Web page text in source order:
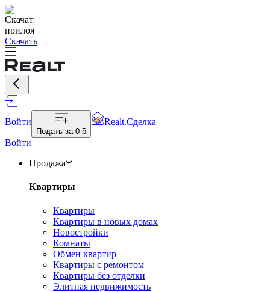
Скачать
Войти
Подать за 0 ƃ
Realt.Сделка
Войти
Продажа
Квартиры
Квартиры
Квартиры в новых домах
Новостройки
Комнаты
Обмен квартир
Квартиры с ремонтом
Квартиры без отделки
Элитная недвижимость